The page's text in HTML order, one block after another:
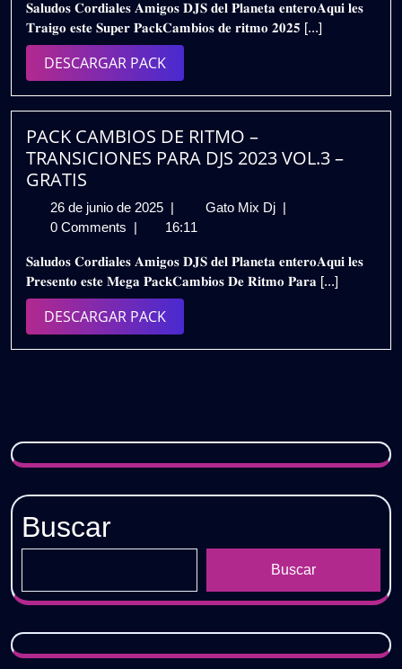
de
2025
2025
–
𝐒𝐚𝐥𝐮𝐝𝐨𝐬 𝐂𝐨𝐫𝐝𝐢𝐚𝐥𝐞𝐬 𝐀𝐦𝐢𝐠𝐨𝐬 𝐃𝐉𝐒 𝐝𝐞𝐥 𝐏𝐥𝐚𝐧𝐞𝐭𝐚 𝐞𝐧𝐭𝐞𝐫𝐨𝐀𝐪𝐮𝐢 𝐥𝐞𝐬
𝐓𝐫𝐚𝐢𝐠𝐨 𝐞𝐬𝐭𝐞 𝐒𝐮𝐩𝐞𝐫 𝐏𝐚𝐜𝐤𝐂𝐚𝐦𝐛𝐢𝐨𝐬 𝐝𝐞 𝐫𝐢𝐭𝐦𝐨 𝟐𝟎𝟐𝟓 [...]
DESCARGAR PACKDESCARGAR
PACK
PACK CAMBIOS DE RITMO –
TRANSICIONES PARA DJS 2023 VOL.3 –
GRATIS
26 de junio de 2025 26
de
de
2025
| Gato Mix Dj PACK
RITMO
–
|
0 Comments | 16:11
𝐒𝐚𝐥𝐮𝐝𝐨𝐬 𝐂𝐨𝐫𝐝𝐢𝐚𝐥𝐞𝐬 𝐀𝐦𝐢𝐠𝐨𝐬 𝐃𝐉𝐒 𝐝𝐞𝐥 𝐏𝐥𝐚𝐧𝐞𝐭𝐚 𝐞𝐧𝐭𝐞𝐫𝐨𝐀𝐪𝐮𝐢 𝐥𝐞𝐬
𝐏𝐫𝐞𝐬𝐞𝐧𝐭𝐨 𝐞𝐬𝐭𝐞 𝐌𝐞𝐠𝐚 𝐏𝐚𝐜𝐤𝐂𝐚𝐦𝐛𝐢𝐨𝐬 𝐃𝐞 𝐑𝐢𝐭𝐦𝐨 𝐏𝐚𝐫𝐚 [...]
DESCARGAR PACKDESCARGAR
PACK
Buscar
Buscar